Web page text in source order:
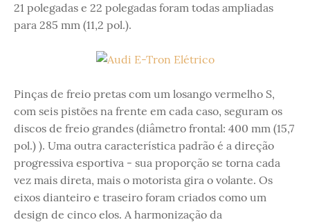
21 polegadas e 22 polegadas foram todas ampliadas
para 285 mm (11,2 pol.).
Pinças de freio pretas com um losango vermelho S,
com seis pistões na frente em cada caso, seguram os
discos de freio grandes (diâmetro frontal: 400 mm (15,7
pol.) ). Uma outra característica padrão é a direção
progressiva esportiva - sua proporção se torna cada
vez mais direta, mais o motorista gira o volante. Os
eixos dianteiro e traseiro foram criados como um
design de cinco elos. A harmonização da